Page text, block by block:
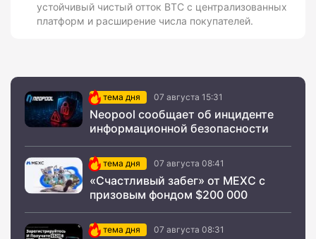
устойчивый чистый отток BTC с централизованных
платформ и расширение числа покупателей.
тема дня 07 августа 15:31
Neopool сообщает об инциденте
информационной безопасности
тема дня 07 августа 08:41
«Счастливый забег» от MEXC с
призовым фондом $200 000
тема дня 07 августа 08:31